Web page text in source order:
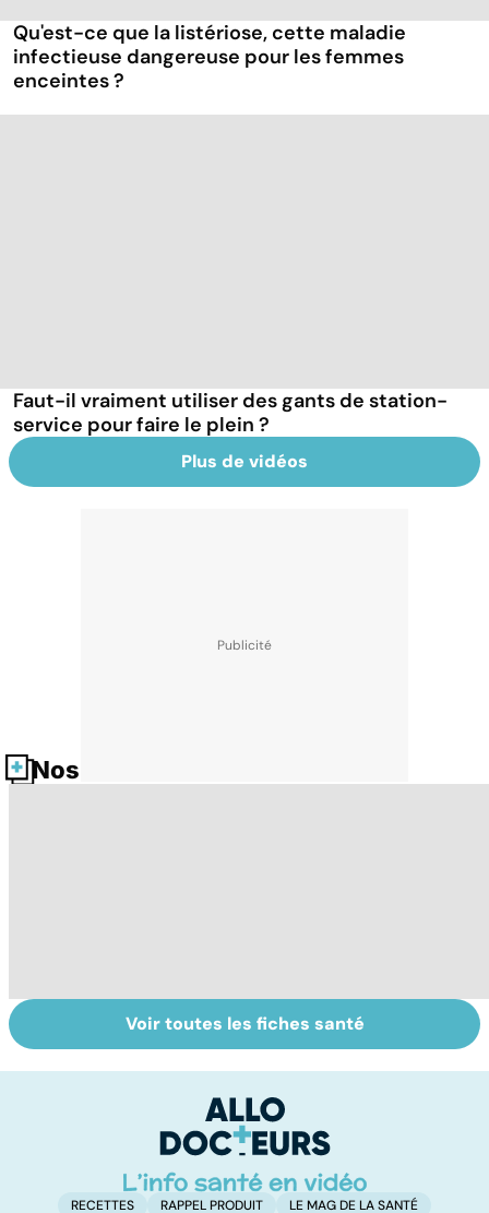
Qu'est-ce que la listériose, cette maladie
infectieuse dangereuse pour les femmes
enceintes ?
Faut-il vraiment utiliser des gants de station-
service pour faire le plein ?
Plus de vidéos
Nos fiches santé
Tout savoir sur
les infections
Inflammation des
amygdales : que
d'angine ?
Voir toutes les fiches santé
RECETTES RAPPEL PRODUIT LE MAG DE LA SANTÉ